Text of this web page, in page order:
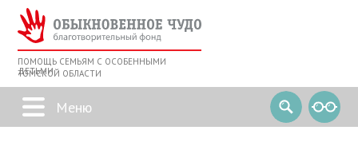
ПОМОЩЬ СЕМЬЯМ С ОСОБЕННЫМИ
ДЕТЬМИ
ТОМСКОЙ ОБЛАСТИ